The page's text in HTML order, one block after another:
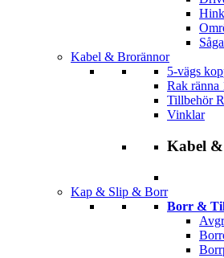
Kabel & Brorännor
5-vägs
Rak ränna
Tillbehör
Vinklar
Kabel
Kap & Slip & Borr
Borr &